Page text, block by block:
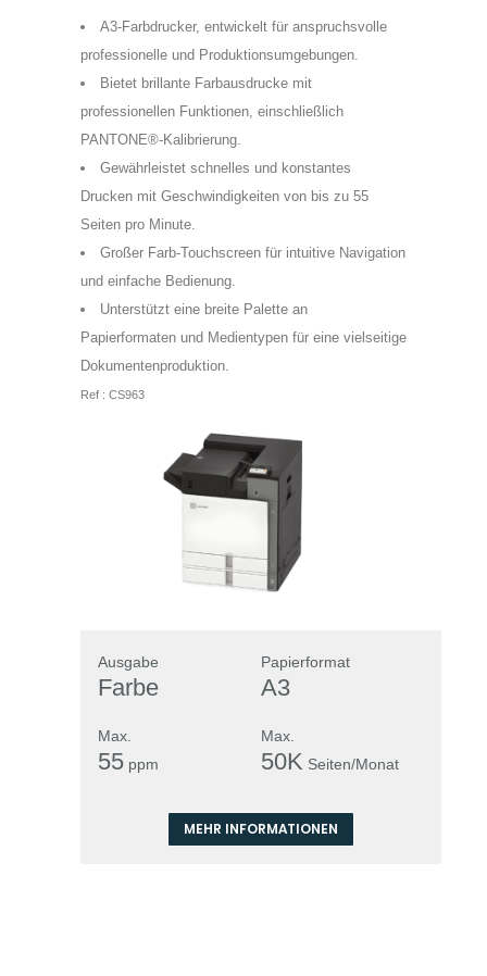
A3-Farbdrucker, entwickelt für anspruchsvolle
professionelle und Produktionsumgebungen.
Bietet brillante Farbausdrucke mit
professionellen Funktionen, einschließlich
PANTONE®-Kalibrierung.
Gewährleistet schnelles und konstantes
Drucken mit Geschwindigkeiten von bis zu 55
Seiten pro Minute.
Großer Farb-Touchscreen für intuitive Navigation
und einfache Bedienung.
Unterstützt eine breite Palette an
Papierformaten und Medientypen für eine vielseitige
Dokumentenproduktion.
Ref : CS963
Ausgabe
Farbe
Papierformat
A3
Max.
55 ppm
Max.
50K Seiten/Monat
MEHR INFORMATIONEN